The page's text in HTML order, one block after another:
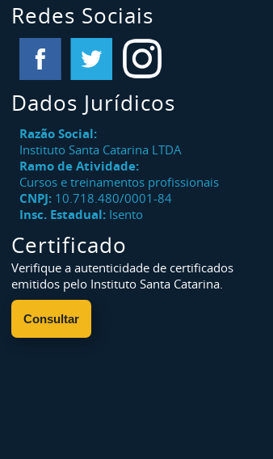
Redes Sociais
Dados Jurídicos
Razão Social:
Instituto Santa Catarina LTDA
Ramo de Atividade:
Cursos e treinamentos profissionais
CNPJ: 10.718.480/0001-84
Insc. Estadual: Isento
Certificado
Verifique a autenticidade de certificados
emitidos pelo Instituto Santa Catarina.
Consultar